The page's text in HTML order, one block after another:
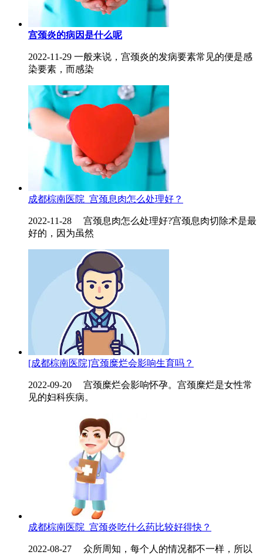
宫颈炎的病因是什么呢
2022-11-29 一般来说，宫颈炎的发病要素常见的便是感
染要素，而感染
成都棕南医院_宫颈息肉怎么处理好？
2022-11-28 宫颈息肉怎么处理好?宫颈息肉切除术是最
好的，因为虽然
[成都棕南医院]宫颈糜烂会影响生育吗？
2022-09-20 宫颈糜烂会影响怀孕。宫颈糜烂是女性常
见的妇科疾病。
成都棕南医院_宫颈炎吃什么药比较好得快？
2022-08-27 众所周知，每个人的情况都不一样，所以